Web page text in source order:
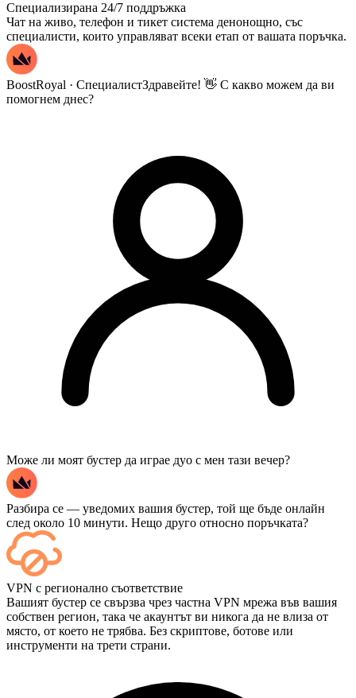
Специализирана 24/7 поддръжка
Чат на живо, телефон и тикет система денонощно, със
специалисти, които управляват всеки етап от вашата поръчка.
BoostRoyal · СпециалистЗдравейте! 👋 С какво можем да ви
помогнем днес?
Може ли моят бустер да играе дуо с мен тази вечер?
Разбира се — уведомих вашия бустер, той ще бъде онлайн
след около 10 минути. Нещо друго относно поръчката?
Да — всеки мач се появява във вашето табло веднага след
приключването му, а ако искате да гледате самите игри,
добавете „Стрийминг“ при плащане.
VPN с регионално съответствие
Вашият бустер се свързва чрез частна VPN мрежа във вашия
собствен регион, така че акаунтът ви никога да не влиза от
място, от което не трябва. Без скриптове, ботове или
инструменти на трети страни.